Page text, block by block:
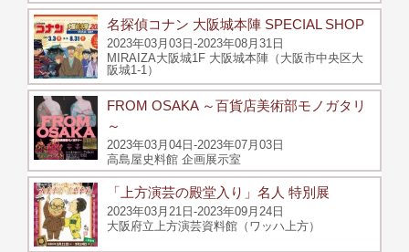
名探偵コナン 大阪城本陣 SPECIAL SHOP
2023年03月03日-2023年08月31日
MIRAIZA大阪城1F 大阪城本陣（大阪市中央区大
阪城1-1）
FROM OSAKA ～百貨店美術部モノガタリ
～
2023年03月04日-2023年07月03日
高島屋史料館 企画展示室
「上方演芸の殿堂入り」名人 特別展
2023年03月21日-2023年09月24日
大阪府立上方演芸資料館（ワッハ上方）